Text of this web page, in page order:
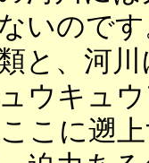
いので
と、河
ウキュ
こに遡